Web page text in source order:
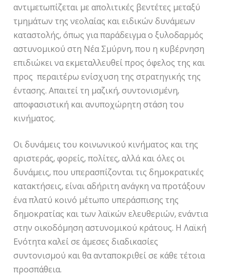
αντιμετωπίζεται με απολιτικές βεντέτες μεταξύ
τμημάτων της νεολαίας και ειδικών δυνάμεων
καταστολής, όπως για παράδειγμα ο ξυλοδαρμός
αστυνομικού στη Νέα Σμύρνη, που η κυβέρνηση
επιδιώκει να εκμεταλλευθεί προς όφελος της και
προς περαιτέρω ενίσχυση της στρατηγικής της
έντασης. Απαιτεί τη μαζική, συντονισμένη,
αποφασιστική και ανυποχώρητη στάση του
κινήματος.
Οι δυνάμεις του κοινωνικού κινήματος και της
αριστεράς, φορείς, πολίτες, αλλά και όλες οι
δυνάμεις, που υπερασπίζονται τις δημοκρατικές
κατακτήσεις, είναι αδήριτη ανάγκη να προτάξουν
ένα πλατύ κοινό μέτωπο υπεράσπισης της
δημοκρατίας και των λαϊκών ελευθεριών, ενάντια
στην οικοδόμηση αστυνομικού κράτους. Η Λαϊκή
Ενότητα καλεί σε άμεσες διαδικασίες
συντονισμού και θα ανταποκριθεί σε κάθε τέτοια
προσπάθεια.